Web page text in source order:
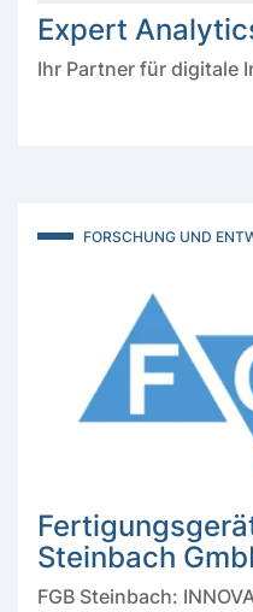
Expert
Ihr Partner für digitale
FORSCHUNG UND
Steinbach
FGB Steinbach: